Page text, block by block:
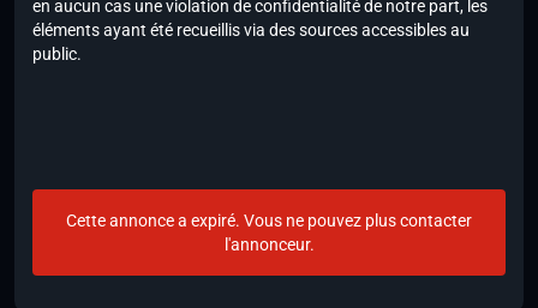
en aucun cas une violation de confidentialité de notre part, les
éléments ayant été recueillis via des sources accessibles au
public.
Cette annonce a expiré. Vous ne pouvez plus contacter
l'annonceur.